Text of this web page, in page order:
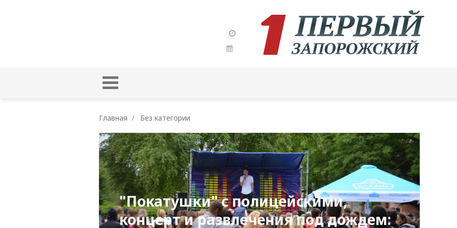
Главная Без категории
"Покатушки" с полицейскими,
концерт и развлечения под дождем: